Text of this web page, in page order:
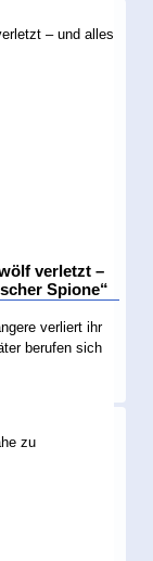
verletzt –
Spione“
verliert ihr
berufen sich